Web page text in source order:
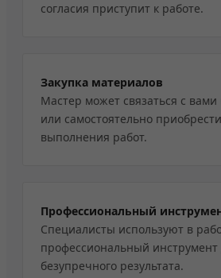
согласия приступит к работе.
Закупка материалов
Мастер может связаться с вами
или самостоятельно
выполнения работ.
Профессиональный
Специалисты используют в
профессиональный инструмент
безупречного результата.